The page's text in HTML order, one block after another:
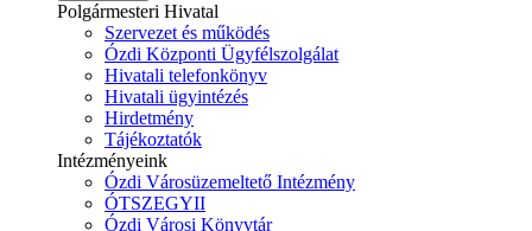
Polgármesteri Hivatal
Szervezet és működés
Ózdi Központi Ügyfélszolgálat
Hivatali telefonkönyv
Hivatali ügyintézés
Hirdetmény
Tájékoztatók
Intézményeink
Ózdi Városüzemeltető Intézmény
ÓTSZEGYII
Ózdi Városi Könyvtár